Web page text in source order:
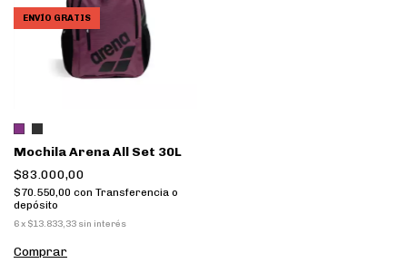
ENVÍO GRATIS
Mochila Arena All Set 30L
$83.000,00
$70.550,00 con Transferencia o
depósito
6x $13.833,33 sin interés
Comprar